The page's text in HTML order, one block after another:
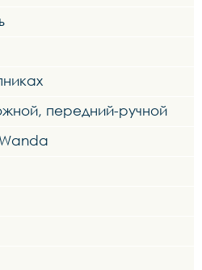
передний-ручной